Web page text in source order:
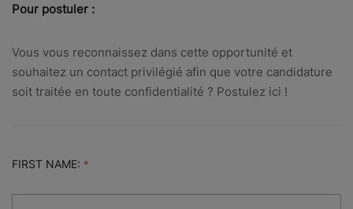
Pour postuler :
Vous vous reconnaissez dans cette opportunité et
souhaitez un contact privilégié afin que votre candidature
soit traitée en toute confidentialité ? Postulez ici !
FIRST NAME: